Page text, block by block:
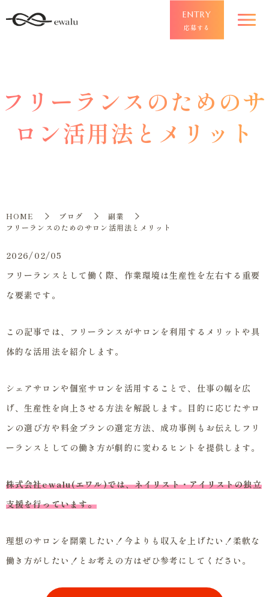
ENTRY
応募する
フリーランスのためのサ
ロン活用法とメリット
HOME ブログ
副業
フリーランスのためのサロン活用法とメリット
2026/02/05
フリーランスとして働く際、作業環境は生産性を左右する重要
な要素です。
この記事では、フリーランスがサロンを利用するメリットや具
体的な活用法を紹介します。
シェアサロンや個室サロンを活用することで、仕事の幅を広
げ、生産性を向上させる方法を解説します。目的に応じたサロ
ンの選び方や料金プランの選定方法、成功事例もお伝えしフリ
ーランスとしての働き方が劇的に変わるヒントを提供します。
株式会社ewalu(エワル)では、ネイリスト・アイリストの独立
支援を行っています。
理想のサロンを開業したい！今よりも収入を上げたい！柔軟な
働き方がしたい！とお考えの方はぜひ参考にしてください。